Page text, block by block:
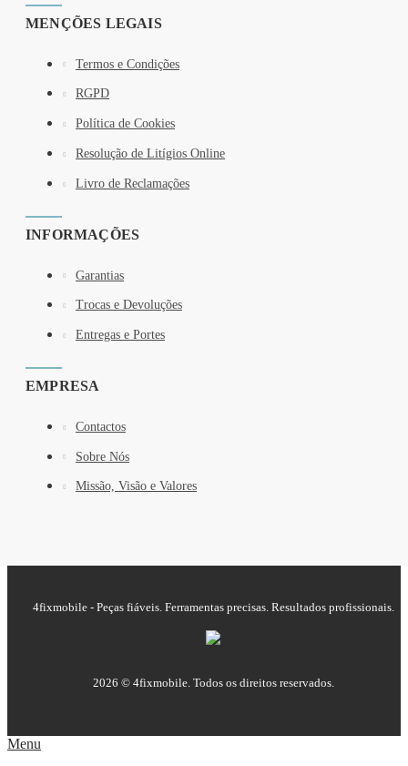
MENÇÕES LEGAIS
Termos e Condições
RGPD
Política de Cookies
Resolução de Litígios Online
Livro de Reclamações
INFORMAÇÕES
Garantias
Trocas e Devoluções
Entregas e Portes
EMPRESA
Contactos
Sobre Nós
Missão, Visão e Valores
4fixmobile - Peças fiáveis. Ferramentas precisas. Resultados profissionais.
2026 © 4fixmobile. Todos os direitos reservados.
Menu